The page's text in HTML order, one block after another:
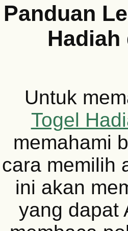
Panduan
Hadiah
Untuk
Togel
memahami
cara memilih
ini akan
yang dapat